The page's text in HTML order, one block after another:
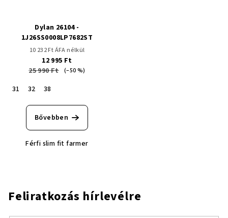
Dylan 26104 -
1J26SS0008LP7682ST
10 232 Ft ÁFA nélkül
12 995 Ft
25 990 Ft (–50 %)
31 32 38
Bővebben
Férfi slim fit farmer
Feliratkozás hírlevélre